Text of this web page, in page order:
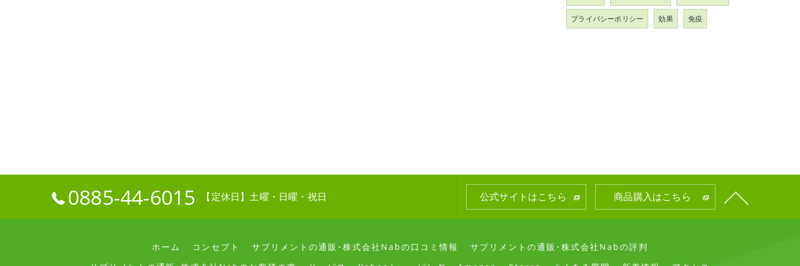
プライバシーポリシー 効果 免疫
0885-44-6015 【定休日】土曜・日曜・祝日 公式サイトはこちら 商品購入はこちら
ホーム コンセプト サプリメントの通販･株式会社Nabの口コミ情報
サプリメントの通販･株式会社Nabの評判